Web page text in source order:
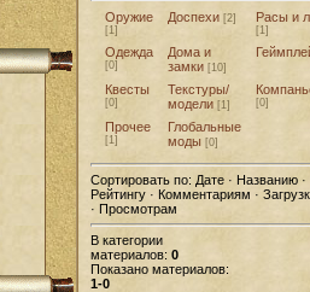
Оружие
[1]
Доспехи [2] Расы и
[1]
Одежда
[0]
Дома и
замки [10]
Квесты
[0]
Текстуры/
модели [1] [0]
Прочее
[1]
Глобальные
моды [0]
Сортировать по: Дате · Названию ·
Рейтингу · Комментариям ·
· Просмотрам
В категории
материалов: 0
Показано материалов:
1-0